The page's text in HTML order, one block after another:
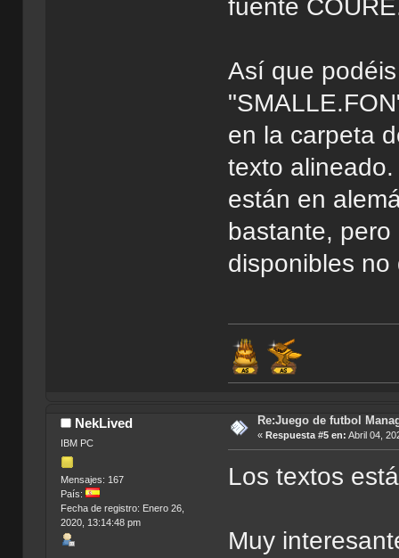
fuente
Así que
en la carpeta
texto
están en
bastante,
disponibles
NekLived
IBM PC
Mensajes: 167
País:
Fecha de registro: Enero 26,
2020, 13:14:48 pm
Re:Juego de futbol
« Respuesta #5 en: Abril 04,
Los textos
Muy